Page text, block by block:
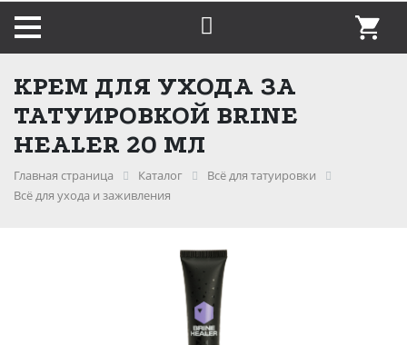
КРЕМ ДЛЯ УХОДА ЗА
ТАТУИРОВКОЙ BRINE
HEALER 20 МЛ
Главная страница Каталог
Всё для татуировки
Всё для ухода и заживления